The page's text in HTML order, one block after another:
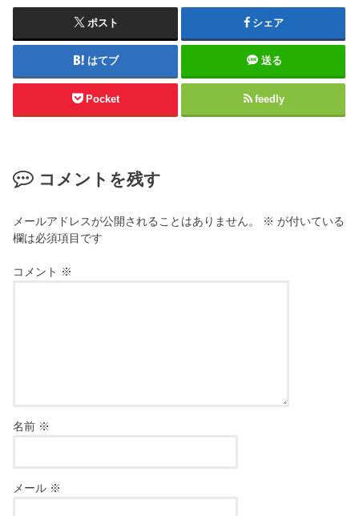
ポスト シェア
はてブ 送る
Pocket feedly
コメントを残す
メールアドレスが公開されることはありません。 ※ が付いている
欄は必須項目です
コメント ※
名前 ※
メール ※